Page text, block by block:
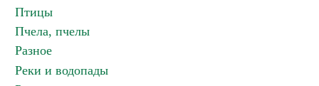
Птицы
Пчела, пчелы
Разное
Реки и водопады